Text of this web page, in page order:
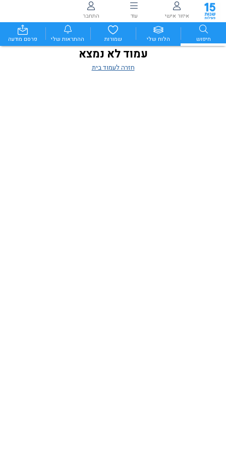
איזור אישי עוד התחבר
חיפוש הלוח שלי שמורות ההתראות שלי פרסם מודעה
עמוד לא נמצא
חזרה לעמוד בית